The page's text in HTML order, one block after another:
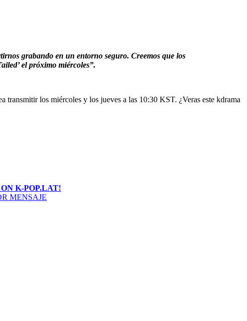
grabando en un entorno seguro. Creemos que los
el próximo miércoles”.
transmitir los miércoles y los jueves a las 10:30 KST. ¿Veras este kdrama
K-POP.LAT!
MENSAJE